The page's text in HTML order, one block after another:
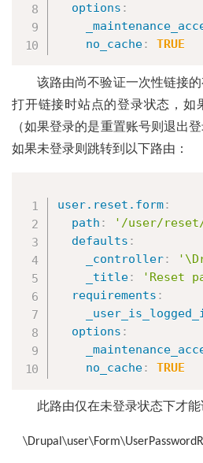
options :
no_cache: TRUE
该路由尚不验证一次性链接
打开链接时站点的登录状态，如
（如果登录的是重置账号则退出
如果未登录则跳转到以下路由：
user.reset.form:
path :
'/user/
defaults :
_controller:
_title:
'Reset
requirements :
options :
no_cache: TRUE
此路由仅在未登录状态下才